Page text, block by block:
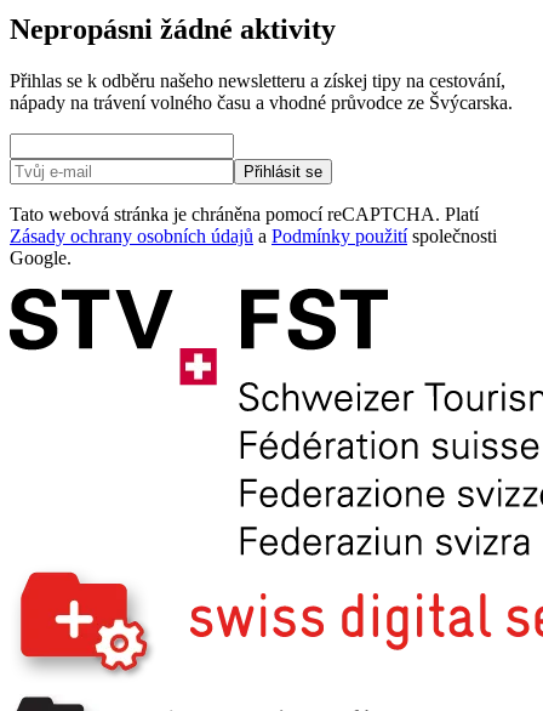
Nepropásni žádné aktivity
Přihlas se k odběru našeho newsletteru a získej tipy na cestování,
nápady na trávení volného času a vhodné průvodce ze Švýcarska.
Přihlásit se
Tato webová stránka je chráněna pomocí reCAPTCHA. Platí
Zásady ochrany osobních údajů a Podmínky použitíspolečnosti
Google.